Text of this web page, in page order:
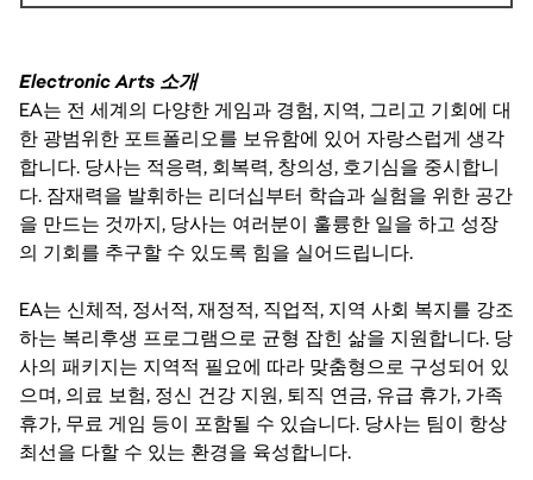
Electronic Arts 소개
EA는 전 세계의 다양한 게임과 경험, 지역, 그리고 기회에 대
한 광범위한 포트폴리오를 보유함에 있어 자랑스럽게 생각
합니다. 당사는 적응력, 회복력, 창의성, 호기심을 중시합니
다. 잠재력을 발휘하는 리더십부터 학습과 실험을 위한 공간
을 만드는 것까지, 당사는 여러분이 훌륭한 일을 하고 성장
의 기회를 추구할 수 있도록 힘을 실어드립니다.
EA는 신체적, 정서적, 재정적, 직업적, 지역 사회 복지를 강조
하는 복리후생 프로그램으로 균형 잡힌 삶을 지원합니다. 당
사의 패키지는 지역적 필요에 따라 맞춤형으로 구성되어 있
으며, 의료 보험, 정신 건강 지원, 퇴직 연금, 유급 휴가, 가족
휴가, 무료 게임 등이 포함될 수 있습니다. 당사는 팀이 항상
최선을 다할 수 있는 환경을 육성합니다.